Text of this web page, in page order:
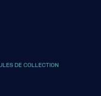
DE COLLECTION